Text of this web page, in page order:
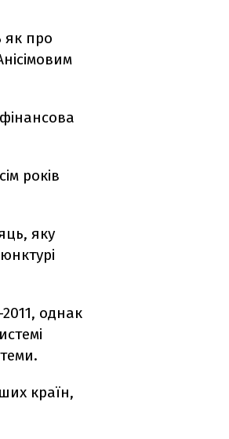
як про
років
яку
однак
країн,